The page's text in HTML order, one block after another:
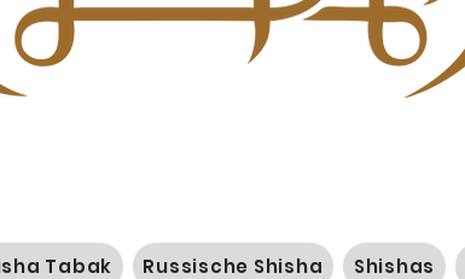
Tabak Russische Shisha Shishas